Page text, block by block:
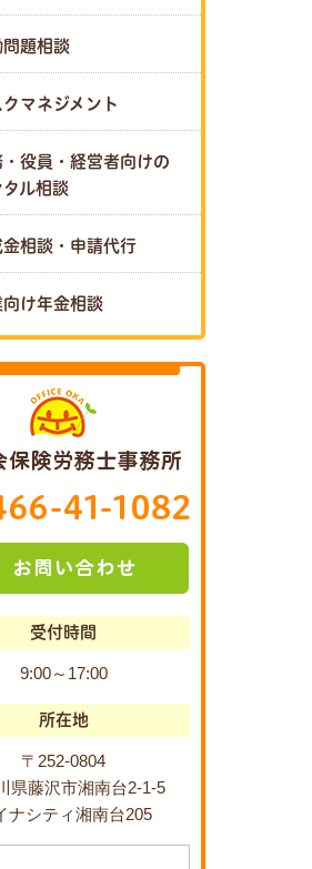
問題相談
クマネジメント
役員・経営者向けの
ル相談
相談・申請代行
け年金相談
受付時間
9:00～17:00
所在地
〒252-0804
県藤沢市湘南台2-1-5
ナシティ湘南台205